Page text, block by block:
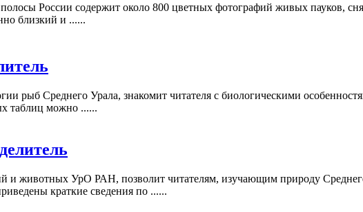
России содержит около 800 цветных фотографий живых пауков,
близкий и ......
рыб Среднего Урала, знакомит читателя с биологическими
таблиц можно ......
и животных УрО РАН, позволит читателям, изучающим природу
краткие сведения по ......